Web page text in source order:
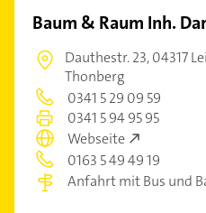
Baum & Raum Inh.
Dauthestr. 23,04317
Thonberg
0341 5 29 09 59
0341 5 94 95 95
Webseite
0163 5 49 49 19
Anfahrt mit Bus und